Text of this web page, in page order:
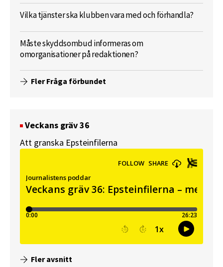
Vilka tjänster ska klubben vara med och förhandla?
Måste skyddsombud informeras om
omorganisationer på redaktionen?
Fler Fråga förbundet
Veckans gräv 36
Att granska Epsteinfilerna
Fler avsnitt